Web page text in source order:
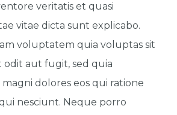
veritatis et quasi
vitae dicta sunt explicabo.
voluptatem quia voluptas sit
aut fugit, sed quia
dolores eos qui ratione
nesciunt. Neque porro